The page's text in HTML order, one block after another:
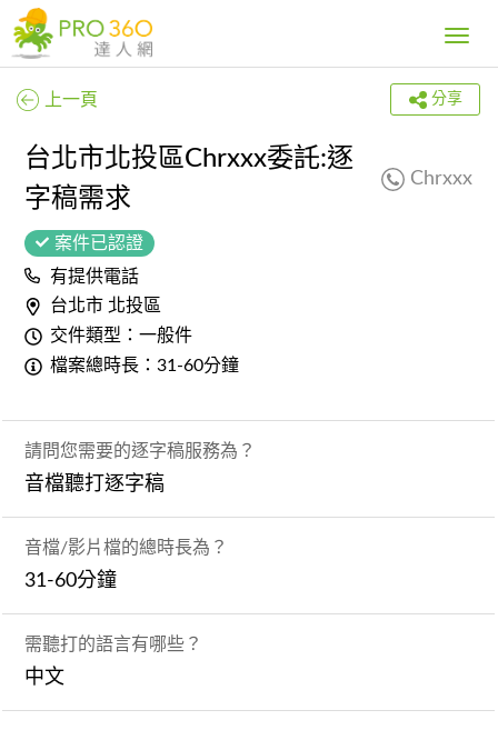
Toggle
上一頁 分享
台北市北投區Chrxxx委託:逐
字稿需求
Chrxxx
案件已認證
有提供電話
台北市 北投區
交件類型：一般件
檔案總時長：31-60分鐘
請問您需要的逐字稿服務為？
音檔聽打逐字稿
音檔/影片檔的總時長為？
31-60分鐘
需聽打的語言有哪些？
中文